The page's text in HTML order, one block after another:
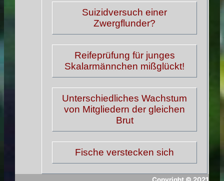
Suizidversuch einer
Zwergflunder?
Reifeprüfung für junges
Skalarmännchen mißglückt!
Unterschiedliches Wachstum
von Mitgliedern der gleichen
Brut
Fische verstecken sich